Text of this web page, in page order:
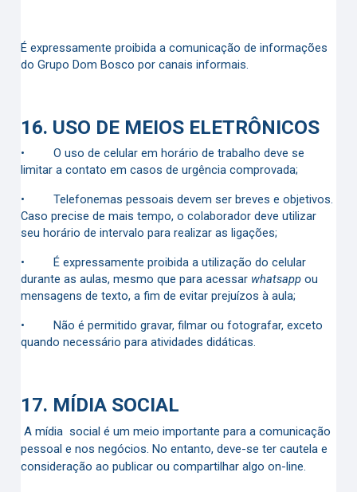
É expressamente proibida a comunicação de informações
do Grupo Dom Bosco por canais informais.
16. USO DE MEIOS ELETRÔNICOS
•O uso de celular em horário de trabalho deve se
limitar a contato em casos de urgência comprovada;
•Telefonemas pessoais devem ser breves e objetivos.
Caso precise de mais tempo, o colaborador deve utilizar
seu horário de intervalo para realizar as ligações;
•É expressamente proibida a utilização do celular
durante as aulas, mesmo que para acessar whatsappou
mensagens de texto, a fim de evitar prejuízos à aula;
•Não é permitido gravar, filmar ou fotografar, exceto
quando necessário para atividades didáticas.
17. MÍDIA SOCIAL
A mídia social é um meio importante para a comunicação
pessoal e nos negócios. No entanto, deve-se ter cautela e
consideração ao publicar ou compartilhar algo on-line.